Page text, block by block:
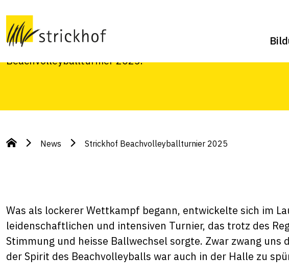
2025
Vier Mannschaften, voller Einsatz, Teamgeist und
Beachvolleyballturnier 2025.
News Strickhof Beachvolleyballturnier 2025
Was als lockerer Wettkampf begann, entwickelte sich im
leidenschaftlichen und intensiven Turnier, das trotz des
Stimmung und heisse Ballwechsel sorgte. Zwar zwang uns
der Spirit des Beachvolleyballs war auch in der Halle zu